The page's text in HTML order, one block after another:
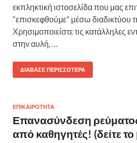
εκπληκτική ιστοσελίδα που μας
“επισκεφθούμε” μέσω διαδικτύου
Χρησιμοποιείστε τις κατάλληλες
στην αυλή, …
ΔΙΆΒΑΣΕ ΠΕΡΙΣΣΌΤΕΡΑ
ΕΠΙΚΑΙΡΟΤΗΤΑ
Επανασύνδε​ση
από καθηγητές! (δείτε το